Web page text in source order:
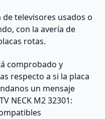
televisores usados o
con la avería de
rotas.
comprobado y
respecto a si la placa
un mensaje
NECK M2 32301: